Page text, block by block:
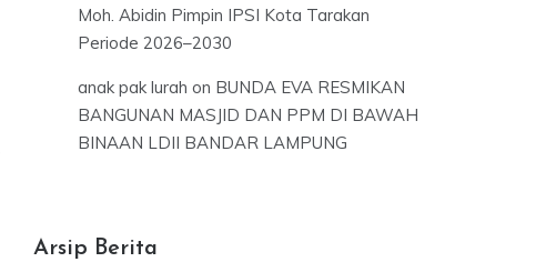
Moh. Abidin Pimpin IPSI Kota Tarakan
Periode 2026–2030
anak pak lurah on BUNDA EVA RESMIKAN
BANGUNAN MASJID DAN PPM DI BAWAH
BINAAN LDII BANDAR LAMPUNG
Arsip Berita